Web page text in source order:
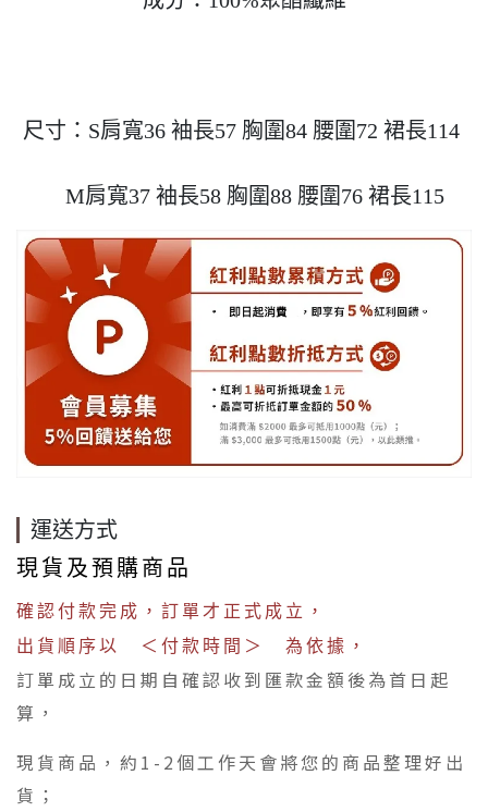
尺寸：S肩寬36 袖長57 胸圍84 腰圍72 裙長114
    M肩寬37 袖長58 胸圍88 腰圍76 裙長115
運送方式
現貨及預購商品
確認付款完成，訂單才正式成立，
出貨順序以 ＜付款時間＞ 為依據，
訂單成立的日期自確認收到匯款金額後為首日起
算，
現貨商品，約1-2個工作天會將您的商品整理好出
貨；